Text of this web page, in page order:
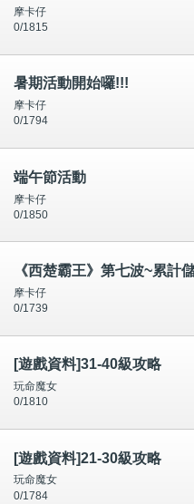
摩卡仔
0/1815
暑期活動開始囉!!!
摩卡仔
0/1794
端午節活動
摩卡仔
0/1850
《西楚霸王》第七波~累計
摩卡仔
0/1739
[遊戲資料]31-40級攻略
玩命魔女
0/1810
[遊戲資料]21-30級攻略
玩命魔女
0/1784